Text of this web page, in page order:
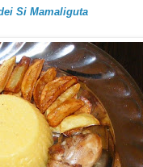
Si Mamaliguta